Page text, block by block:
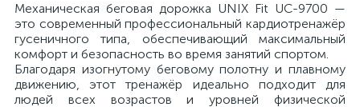
Механическая беговая дорожка UNIX Fit UC-9700 —
это современный профессиональный кардиотренажёр
гусеничного типа, обеспечивающий максимальный
комфорт и безопасность во время занятий спортом.
Благодаря изогнутому беговому полотну и плавному
движению, этот тренажёр идеально подходит для
людей всех возрастов и уровней физической